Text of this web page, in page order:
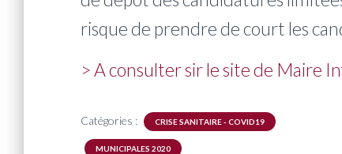
risque de prendre de court les
> A consulter sir le site de Maire
Catégories : CRISE SANITAIRE - COVID19
MUNICIPALES 2020